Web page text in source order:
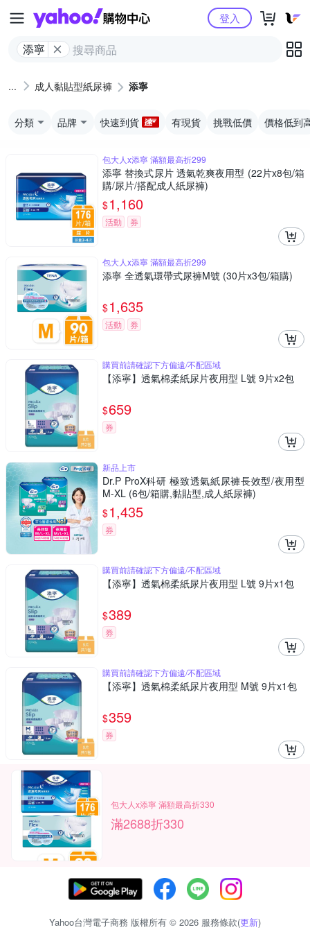
Yahoo購物中心
添寧
登入
成人黏貼型紙尿褲 添寧
分類 品牌 快速到貨 有現貨 挑戰低價 價格低到
包大人x添寧 滿額最高折299
添寧 替換式尿片 透氣乾爽夜用型 (22片x8包/箱
購/尿片/搭配成人紙尿褲)
$1,160
活動 券
包大人x添寧 滿額最高折299
添寧 全透氣環帶式尿褲M號 (30片x3包/箱購)
$1,635
活動 券
購買前請確認下方偏遠/不配區域
【添寧】透氣棉柔紙尿片夜用型 L號 9片x2包
$659
券
新品上市
Dr.P ProX科研 極致透氣紙尿褲長效型/夜用型
M-XL (6包/箱購,黏貼型,成人紙尿褲)
$1,435
券
購買前請確認下方偏遠/不配區域
【添寧】透氣棉柔紙尿片夜用型 L號 9片x1包
$389
券
購買前請確認下方偏遠/不配區域
【添寧】透氣棉柔紙尿片夜用型 M號 9片x1包
$359
券
包大人x添寧 滿額最高折330
滿2688折330
Yahoo台灣電子商務 版權所有 © 2026 服務條款(更新)